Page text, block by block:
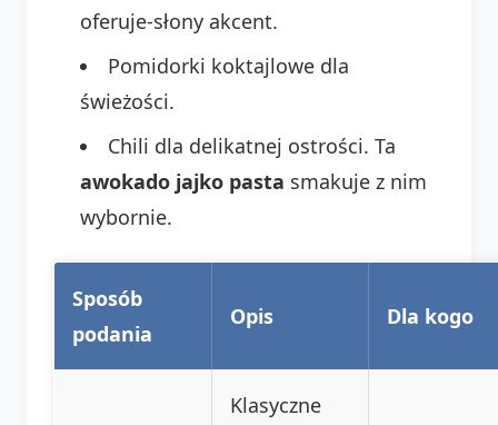
oferuje-słony akcent.
Pomidorki koktajlowe dla
świeżości.
Chili dla delikatnej ostrości. Ta
awokado jajko pasta smakuje z nim
wybornie.
Sposób
podania
Opis Dla kogo
Klasyczne